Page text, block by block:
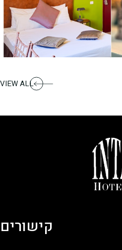
VIEW ALL
קישורים